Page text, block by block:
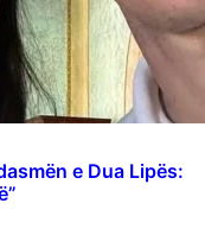
e Dua Lipës: